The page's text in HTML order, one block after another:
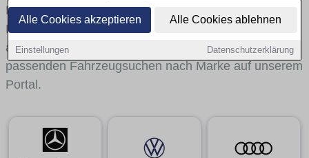
Alle Cookies akzeptieren Alle Cookies ablehnen
Einstellungen Datenschutzerklärung
Fahrzeugklassen sie abdecken und wie sich die
Modellwelten unterscheiden. Von den Markenportraits
aus gelangst du mit internen Links bequem zu den
passenden Fahrzeugsuchen nach Marke auf unserem
Portal.